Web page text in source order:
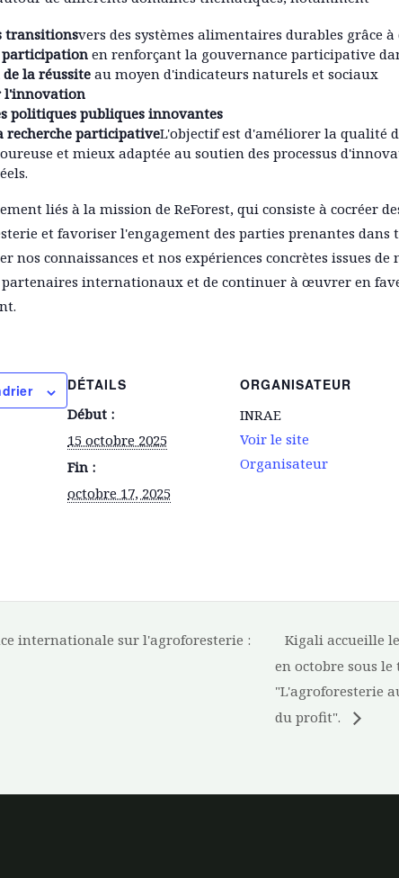
transitionsvers des systèmes alimentaires durables grâce
en renforçant la gouvernance participative
la réussiteau moyen d'indicateurs naturels et sociaux
l'innovation
politiques publiques innovantes
recherche participativeL'objectif est d'améliorer la qualité
et mieux adaptée au soutien des processus
liés à la mission de ReForest, qui consiste à cocréer
et favoriser l'engagement des parties prenantes dans
nos connaissances et nos expériences concrètes issues
partenaires internationaux et de continuer à œuvrer en
DÉTAILS
Début :
15 octobre 2025
Fin :
octobre 17, 2025
ORGANISATEUR
INRAE
Voir le site
Organisateur
internationale sur l'agroforesterie :
Kigali accueille
en octobre sous le
"L'agroforesterie
du profit".